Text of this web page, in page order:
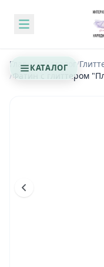
КАТАЛОГ
Поиск по сайту
Главная/Каталог/
/Фатин с глиттером